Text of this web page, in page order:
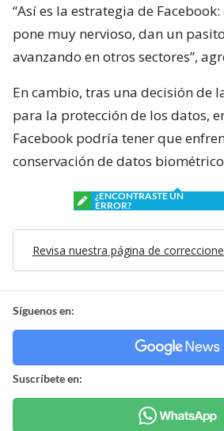
“Así es la estrategia de
pone muy nervioso, dan un
avanzando en otros sectores”,
En cambio, tras una decisión de
para la protección de los datos,
Facebook podría tener que
conservación de datos
¿ENCONTRASTE UN
ERROR?
Revisa nuestra página de
Síguenos en:
Suscríbete en: